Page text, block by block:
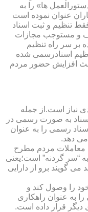
ها» را به
عنوان نموده است
تنظیم و ثبت اسناد
و مستوجب مجازات
بر سر راه تنظیم
اسنادرسمی شده
افزایش حضور مردم
نیاز است.از جمله
به صورت رسمی در
رسمی را به عنوان
دهد.
معاملات مردم مطرح
گردنه” است؛یعنی
گویند برو از دارایی
را وصول کند و
به عنوان راهکاری
دیگر قرار داده است.